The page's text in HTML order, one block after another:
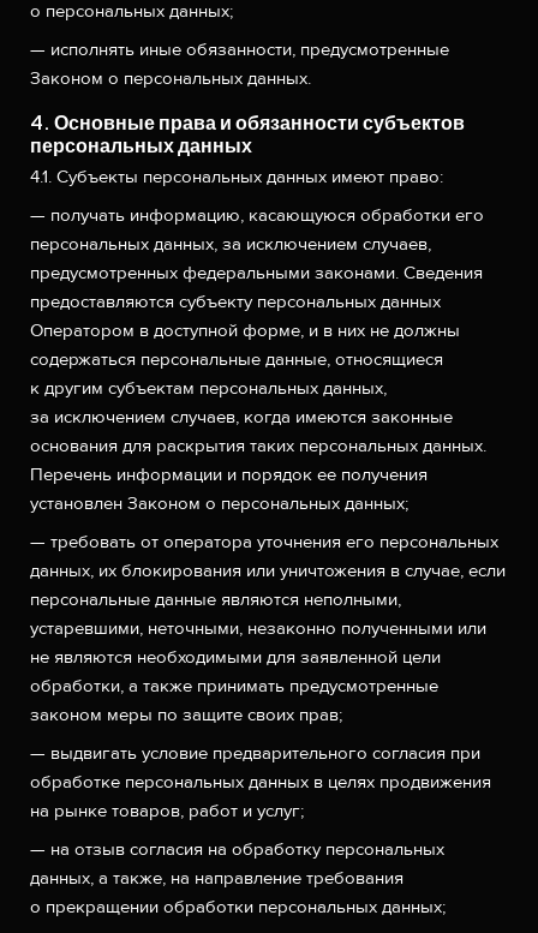
о персональных данных;
— исполнять иные обязанности, предусмотренные
Законом о персональных данных.
4. Основные права и обязанности субъектов
персональных данных
4.1. Субъекты персональных данных имеют право:
— получать информацию, касающуюся обработки его
персональных данных, за исключением случаев,
предусмотренных федеральными законами. Сведения
предоставляются субъекту персональных данных
Оператором в доступной форме, и в них не должны
содержаться персональные данные, относящиеся
к другим субъектам персональных данных,
за исключением случаев, когда имеются законные
основания для раскрытия таких персональных данных.
Перечень информации и порядок ее получения
установлен Законом о персональных данных;
— требовать от оператора уточнения его персональных
данных, их блокирования или уничтожения в случае, если
персональные данные являются неполными,
устаревшими, неточными, незаконно полученными или
не являются необходимыми для заявленной цели
обработки, а также принимать предусмотренные
законом меры по защите своих прав;
— выдвигать условие предварительного согласия при
обработке персональных данных в целях продвижения
на рынке товаров, работ и услуг;
— на отзыв согласия на обработку персональных
данных, а также, на направление требования
о прекращении обработки персональных данных;